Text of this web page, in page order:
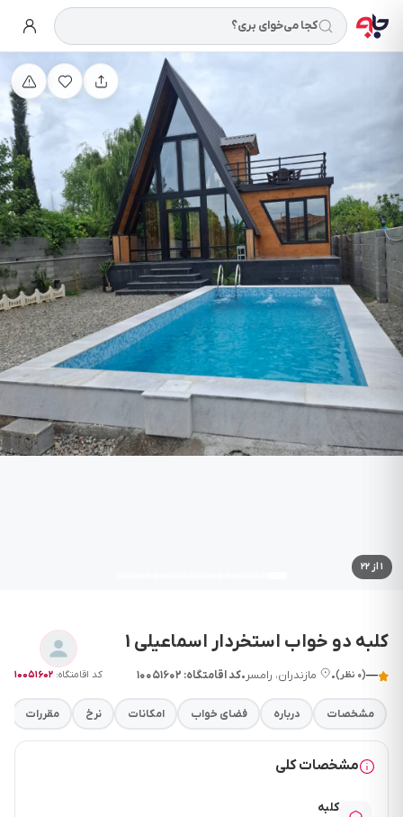
کجا می‌خوای بری؟
۱ از ۲۲
کلبه دو خواب استخردار اسماعیلی 1
—(۰ نظر) • مازندران، رامسر•کد اقامتگاه: ۱۰۰۵۱۶۰۲ کد اقامتگاه: ۱۰۰۵۱۶۰۲
مشخصات درباره فضای خواب امکانات نرخ مقررات
مشخصات کلی
کلبه